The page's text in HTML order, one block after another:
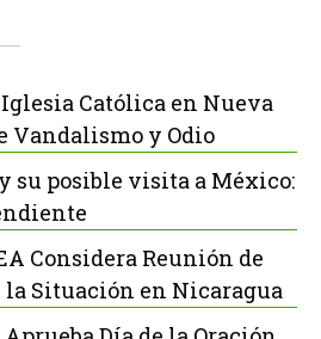
Católica en Nueva
Vandalismo y Odio
su posible visita a México:
Considera Reunión de
la Situación en Nicaragua